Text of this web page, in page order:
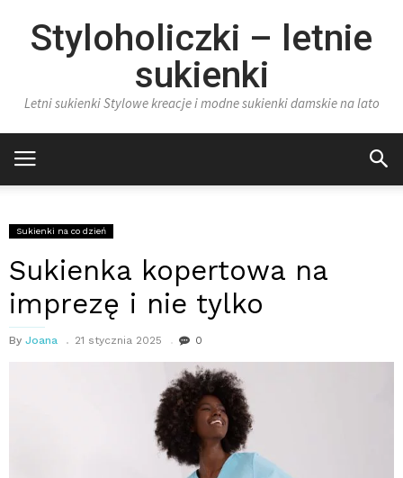
Styloholiczki – letnie
sukienki
Letni sukienki Stylowe kreacje i modne sukienki damskie na lato
Sukienki na co dzień
Sukienka kopertowa na
imprezę i nie tylko
By Joana 21 stycznia 2025 0